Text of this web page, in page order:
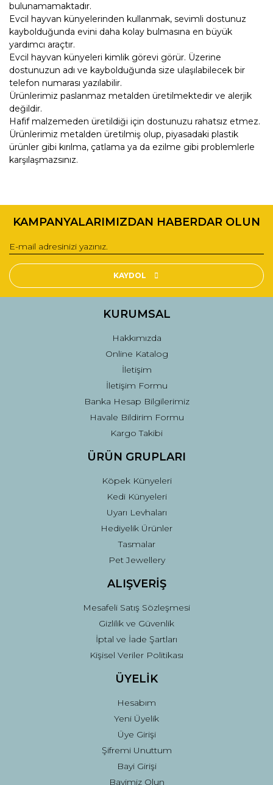
bulunamamaktadır.
Evcil hayvan künyelerinden kullanmak, sevimli dostunuz
kaybolduğunda evini daha kolay bulmasına en büyük
yardımcı araçtır.
Evcil hayvan künyeleri kimlik görevi görür. Üzerine
dostunuzun adı ve kaybolduğunda size ulaşılabilecek bir
telefon numarası yazılabilir.
Ürünlerimiz paslanmaz metalden üretilmektedir ve alerjik
değildir.
Hafif malzemeden üretildiği için dostunuzu rahatsız etmez.
Ürünlerimiz metalden üretilmiş olup, piyasadaki plastik
ürünler gibi kırılma, çatlama ya da ezilme gibi problemlerle
karşılaşmazsınız.
konularda yetersiz gördüğünüz noktaları öneri formunu
Görüş ve önerileriniz için teşekkür ederiz.
Ürün resmi kalitesiz, bozuk veya görüntülenemiyor.
Ürün açıklamasında eksik bilgiler bulunuyor.
Ürün fiyatı diğer sitelerden daha pahalı.
Gönder
KAMPANYALARIMIZDAN HABERDAR OLUN
KAYDOL
KURUMSAL
Hakkımızda
Online Katalog
İletişim
İletişim Formu
Banka Hesap Bilgilerimiz
Havale Bildirim Formu
Kargo Takibi
ÜRÜN GRUPLARI
Köpek Künyeleri
Kedi Künyeleri
Uyarı Levhaları
Hediyelik Ürünler
Tasmalar
Pet Jewellery
ALIŞVERİŞ
Mesafeli Satış Sözleşmesi
Gizlilik ve Güvenlik
İptal ve İade Şartları
Kişisel Veriler Politikası
ÜYELİK
Hesabım
Yeni Üyelik
Üye Girişi
Şifremi Unuttum
Bayi Girişi
Bayimiz Olun